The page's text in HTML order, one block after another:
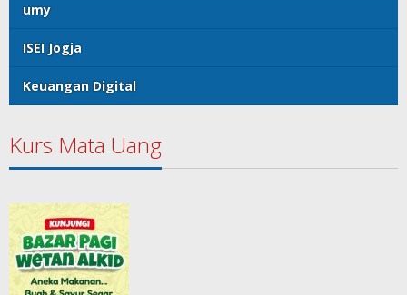
umy
ISEI Jogja
Keuangan Digital
Kurs Mata Uang